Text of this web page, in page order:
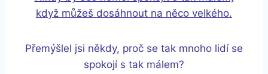
když můžeš dosáhnout na něco velkého.
Přemýšlel jsi někdy, proč se tak mnoho lidí se
spokojí s tak málem?